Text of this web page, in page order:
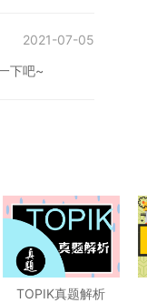
下吧~
2021-07-05
TOPIK真题解析